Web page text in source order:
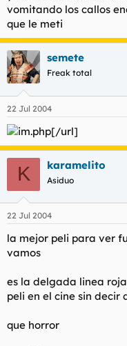
vomitando los callos
que le meti
semete
Freak total
22 Jul 2004
[/url]
K karamelito
Asiduo
22 Jul 2004
la mejor peli para ver
vamos
es la delgada linea
peli en el cine sin decir
que horror